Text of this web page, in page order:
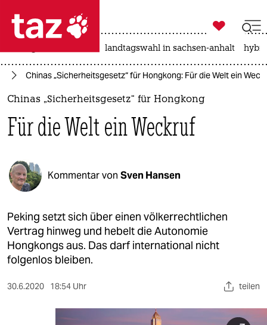
 taz zahl ich
taz zahl ich
themen
politik
öko
gesellschaft
kultur
sport
berlin

taz zahl ich
landtagswahl in sachsen-anhalt
Chinas „Sicherheitsgesetz“ für Hongkong: Für die Welt ein
Chinas „Sicherheitsgesetz“ für Hongkong
Für die Welt ein Weckruf
Kommentar von Sven Hansen
Peking setzt sich über einen völkerrechtlichen
Vertrag hinweg und hebelt die Autonomie
Hongkongs aus. Das darf international nicht
folgenlos bleiben.
30.6.2020 18:54 Uhr teilen